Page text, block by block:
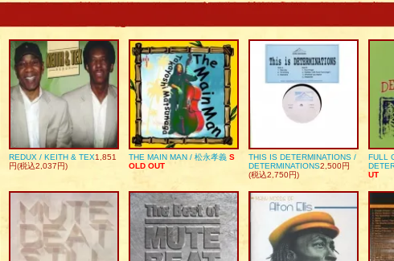
REDUX / KEITH & TEX1,851
円(税込2,037円)
THE MAIN MAN / 松永孝義 S
OLD OUT
THIS IS DETERMINATIONS /
DETERMINATIONS2,500円
(税込2,750円)
FULL
UT